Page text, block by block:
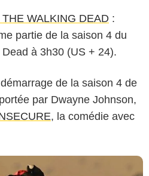
THE WALKING DEAD :
partie de la saison 4 du
à 3h30 (US + 24).
de la saison 4 de
par Dwayne Johnson,
, la comédie avec